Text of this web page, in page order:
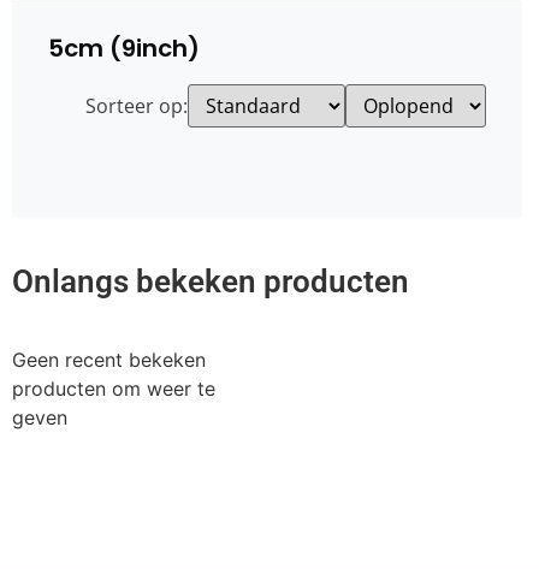
5cm (9inch)
Sorteer op:
Onlangs bekeken producten
Geen recent bekeken
producten om weer te
geven